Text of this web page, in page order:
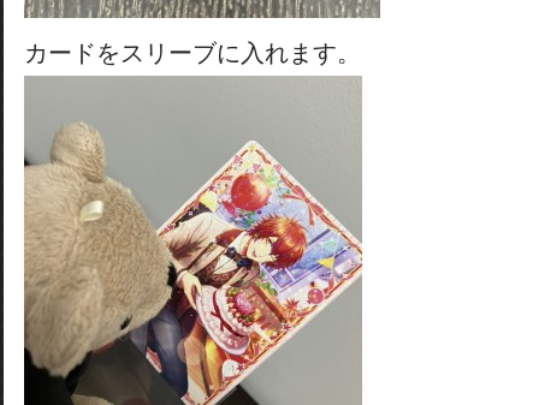
カードをスリーブに入れます。